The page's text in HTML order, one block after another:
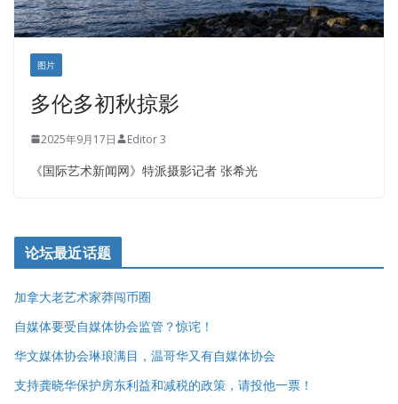
图片
多伦多初秋掠影
2025年9月17日 Editor 3
《国际艺术新闻网》特派摄影记者 张希光
论坛最近话题
加拿大老艺术家莽闯币圈
自媒体要受自媒体协会监管？惊诧！
华文媒体协会琳琅满目，温哥华又有自媒体协会
支持龚晓华保护房东利益和减税的政策，请投他一票！